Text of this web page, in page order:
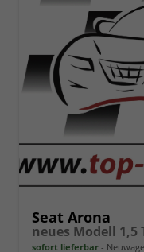
Seat Arona
neues Modell 1,5
sofort lieferbar